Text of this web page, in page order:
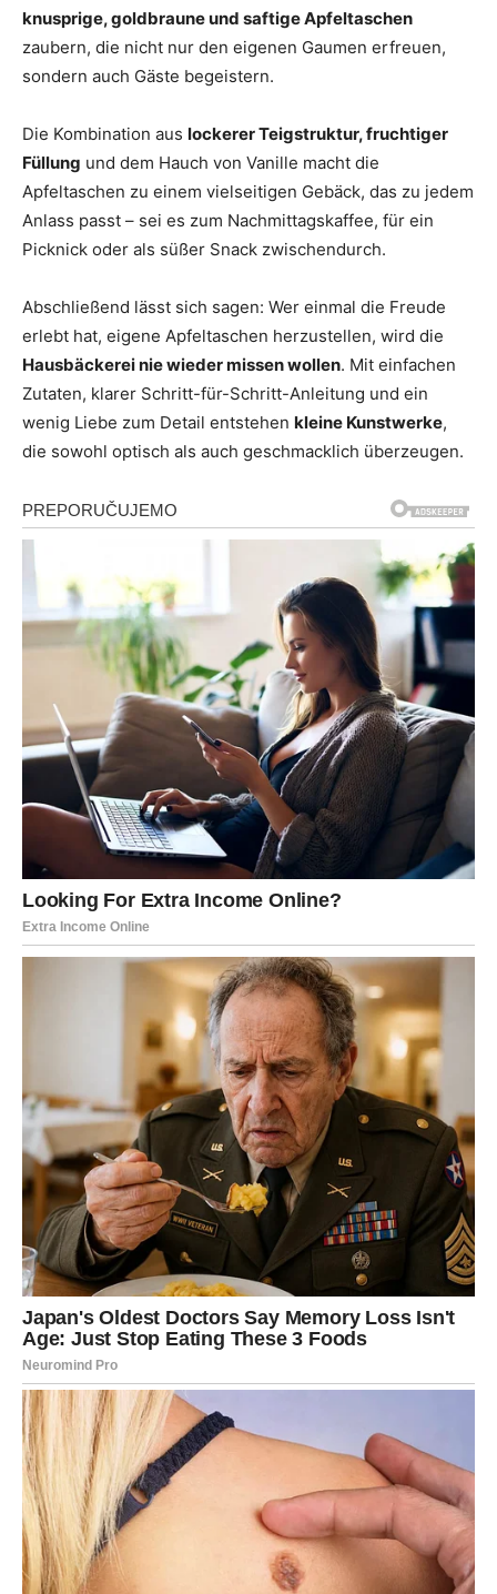
knusprige, goldbraune und saftige Apfeltaschen
zaubern, die nicht nur den eigenen Gaumen erfreuen,
sondern auch Gäste begeistern.
Die Kombination aus lockerer Teigstruktur, fruchtiger
Füllung und dem Hauch von Vanille macht die
Apfeltaschen zu einem vielseitigen Gebäck, das zu jedem
Anlass passt – sei es zum Nachmittagskaffee, für ein
Picknick oder als süßer Snack zwischendurch.
Abschließend lässt sich sagen: Wer einmal die Freude
erlebt hat, eigene Apfeltaschen herzustellen, wird die
Hausbäckerei nie wieder missen wollen. Mit einfachen
Zutaten, klarer Schritt-für-Schritt-Anleitung und ein
wenig Liebe zum Detail entstehen kleine Kunstwerke,
die sowohl optisch als auch geschmacklich überzeugen.